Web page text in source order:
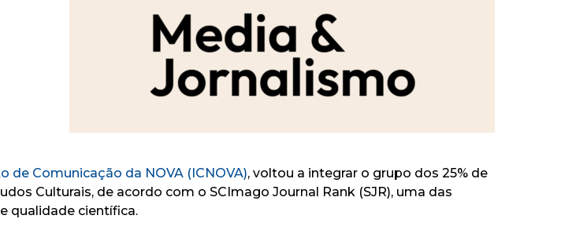
de Comunicação da NOVA (ICNOVA), voltou a integrar o grupo dos 25% de
Culturais, de acordo com o SCImago Journal Rank (SJR), uma das
qualidade científica.